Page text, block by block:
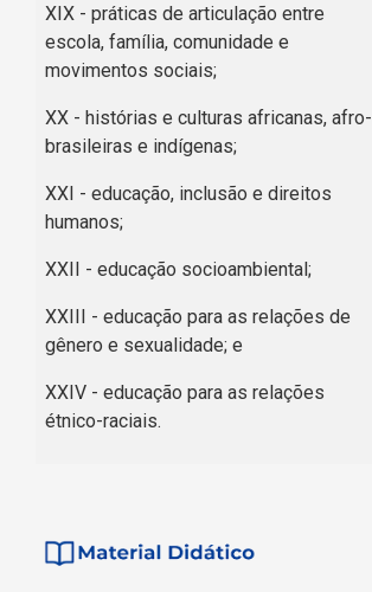
XIX - práticas de articulação entre
escola, família, comunidade e
movimentos sociais;
XX - histórias e culturas africanas, afro-
brasileiras e indígenas;
XXI - educação, inclusão e direitos
humanos;
XXII - educação socioambiental;
XXIII - educação para as relações de
gênero e sexualidade; e
XXIV - educação para as relações
étnico-raciais.